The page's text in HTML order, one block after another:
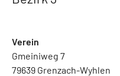
Verein
Gmeiniweg 7
79639 Grenzach-Wyhlen